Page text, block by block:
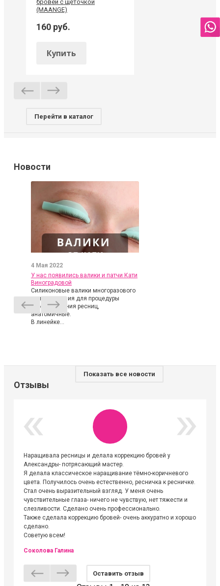
бровей с щеточкой
(MAANGE)
160 руб.
Купить
Перейти в каталог
Новости
4 Мая 2022
У нас появились валики и патчи Кати
Виноградовой
Силиконовые валики многоразового
использования для процедуры
ламинирования ресниц,
анатомичные.
В линейке...
Показать все новости
Отзывы
Наращивала ресницы и делала коррекцию бровей у
Александры- потрясающий мастер.
Я делала классическое наращивание тёмно-коричневого
цвета. Получилось очень естественно, ресничка к ресничке.
Стал очень выразительный взгляд. У меня очень
чувствительные глаза- ничего не чувствую, нет тяжести и
слезливости. Сделано очень профессионально.
Также сделала коррекцию бровей- очень аккуратно и хорошо
сделано.
Советую всем!
Соколова Галина
Оставить отзыв